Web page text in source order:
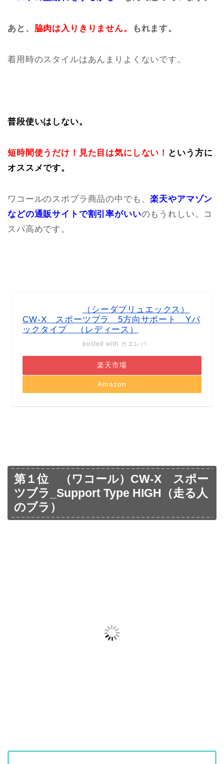
あと、 脇肉は入りきりません。 もれます。
着用時のスタイルはあんまりよくないです。
普段使いはしない。
短時間使うだけ！見た目は気にしない！ という方に
オススメです。
ワコールのスポブラ商品の中でも、楽天やアマゾン
などの通販サイトで割引率がいいのもうれしい。コ
スパ高めです。
（シーダブリュエックス）
CW-X スポーツブラ 5方向サポート Yバ
ックタイプ （レディース）
posted with カエレバ
楽天市場
Amazon
第１位 （ワコール）CW-X スポー
ツブラ_Support Type HIGH（走る人
のブラ）